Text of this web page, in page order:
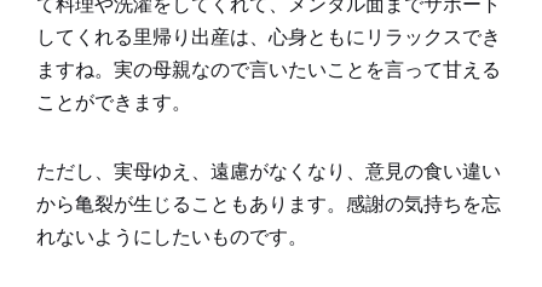
してくれる里帰り出産は、心身ともにリラックスでき
ますね。実の母親なので言いたいことを言って甘える
ことができます。
ただし、実母ゆえ、遠慮がなくなり、意見の食い違い
から亀裂が生じることもあります。感謝の気持ちを忘
れないようにしたいものです。